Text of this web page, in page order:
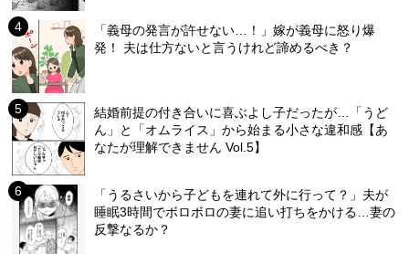
「義母の発言が許せない…！」嫁が義母に怒り爆
発！ 夫は仕方ないと言うけれど諦めるべき？
結婚前提の付き合いに喜ぶよし子だったが…「うど
ん」と「オムライス」から始まる小さな違和感【あ
なたが理解できません Vol.5】
「うるさいから子どもを連れて外に行って？」夫が
睡眠3時間でボロボロの妻に追い打ちをかける…妻の
反撃なるか？